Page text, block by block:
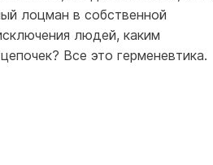
лоцман в собственной
людей, каким
Все это герменевтика.